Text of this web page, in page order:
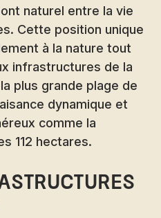
naturel entre la vie
Cette position unique
à la nature tout
infrastructures de la
plus grande plage de
dynamique et
comme la
112 hectares.